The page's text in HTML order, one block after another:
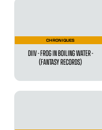
CHRONIQUES
DIIV - FROG IN BOILING WATER -
(FANTASY RECORDS)